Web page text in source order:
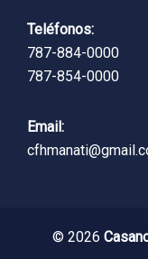
Teléfonos:
787-884-0000
787-854-0000
Email:
© 2026